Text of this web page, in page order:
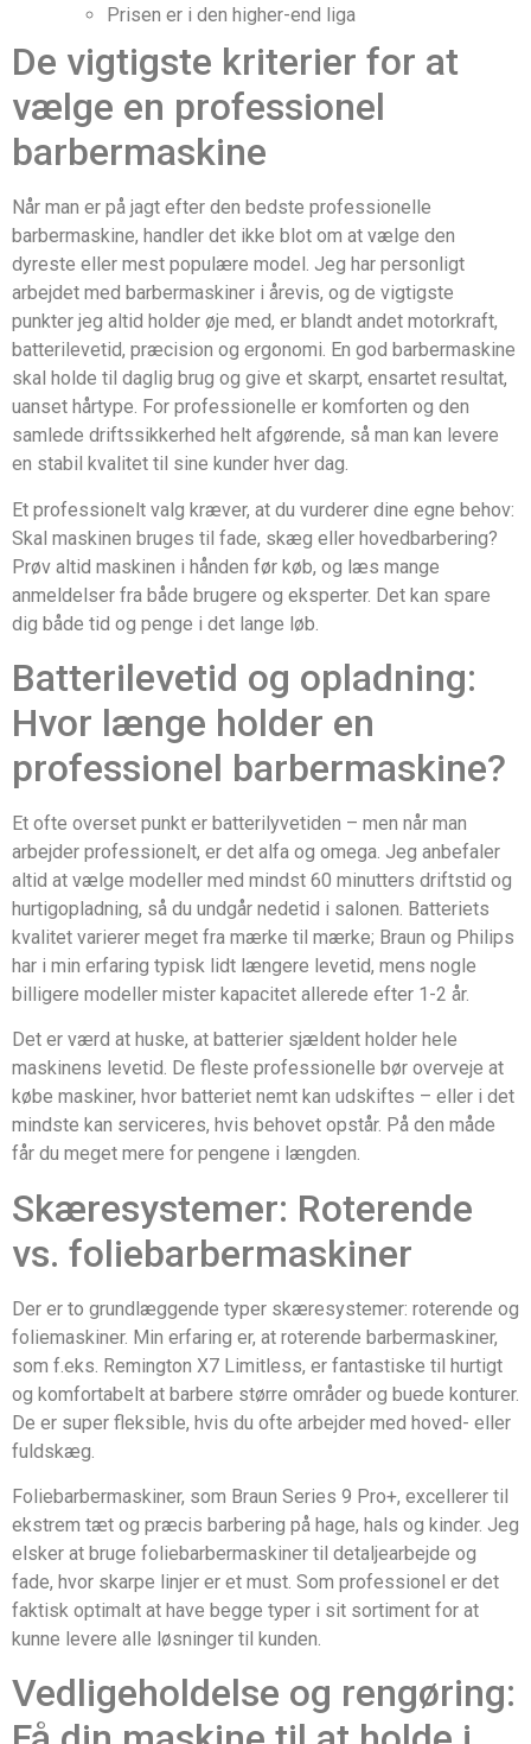
Prisen er i den higher-end liga
De vigtigste kriterier for at
vælge en professionel
barbermaskine
Når man er på jagt efter den bedste professionelle
barbermaskine, handler det ikke blot om at vælge den
dyreste eller mest populære model. Jeg har personligt
arbejdet med barbermaskiner i årevis, og de vigtigste
punkter jeg altid holder øje med, er blandt andet motorkraft,
batterilevetid, præcision og ergonomi. En god barbermaskine
skal holde til daglig brug og give et skarpt, ensartet resultat,
uanset hårtype. For professionelle er komforten og den
samlede driftssikkerhed helt afgørende, så man kan levere
en stabil kvalitet til sine kunder hver dag.
Et professionelt valg kræver, at du vurderer dine egne behov:
Skal maskinen bruges til fade, skæg eller hovedbarbering?
Prøv altid maskinen i hånden før køb, og læs mange
anmeldelser fra både brugere og eksperter. Det kan spare
dig både tid og penge i det lange løb.
Batterilevetid og opladning:
Hvor længe holder en
professionel barbermaskine?
Et ofte overset punkt er batterilyvetiden – men når man
arbejder professionelt, er det alfa og omega. Jeg anbefaler
altid at vælge modeller med mindst 60 minutters driftstid og
hurtigopladning, så du undgår nedetid i salonen. Batteriets
kvalitet varierer meget fra mærke til mærke; Braun og Philips
har i min erfaring typisk lidt længere levetid, mens nogle
billigere modeller mister kapacitet allerede efter 1-2 år.
Det er værd at huske, at batterier sjældent holder hele
maskinens levetid. De fleste professionelle bør overveje at
købe maskiner, hvor batteriet nemt kan udskiftes – eller i det
mindste kan serviceres, hvis behovet opstår. På den måde
får du meget mere for pengene i længden.
Skæresystemer: Roterende
vs. foliebarbermaskiner
Der er to grundlæggende typer skæresystemer: roterende og
foliemaskiner. Min erfaring er, at roterende barbermaskiner,
som f.eks. Remington X7 Limitless, er fantastiske til hurtigt
og komfortabelt at barbere større områder og buede konturer.
De er super fleksible, hvis du ofte arbejder med hoved- eller
fuldskæg.
Foliebarbermaskiner, som Braun Series 9 Pro+, excellerer til
ekstrem tæt og præcis barbering på hage, hals og kinder. Jeg
elsker at bruge foliebarbermaskiner til detaljearbejde og
fade, hvor skarpe linjer er et must. Som professionel er det
faktisk optimalt at have begge typer i sit sortiment for at
kunne levere alle løsninger til kunden.
Vedligeholdelse og rengøring: